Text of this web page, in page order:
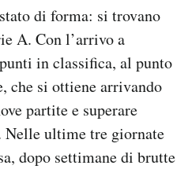
di forma: si trovano
A. Con l’arrivo a
in classifica, al punto
che si ottiene arrivando
partite e superare
Nelle ultime tre giornate
dopo settimane di brutte